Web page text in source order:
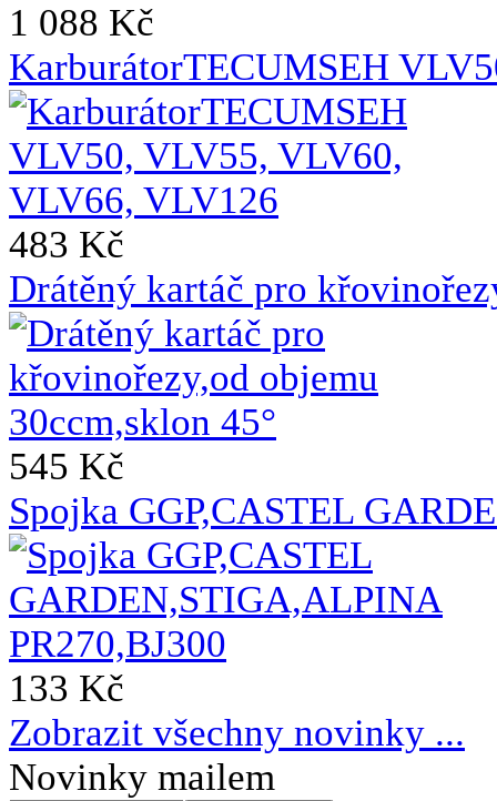
1 088 Kč
KarburátorTECUMSEH
483 Kč
Drátěný kartáč pro
545 Kč
Spojka GGP,CASTEL
133 Kč
Zobrazit všechny novinky ...
Novinky mailem